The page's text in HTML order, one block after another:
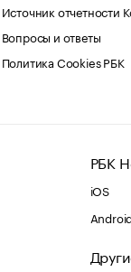
Источник отчетности
Вопросы и ответы
Политика Cookies РБК
РБК
iOS